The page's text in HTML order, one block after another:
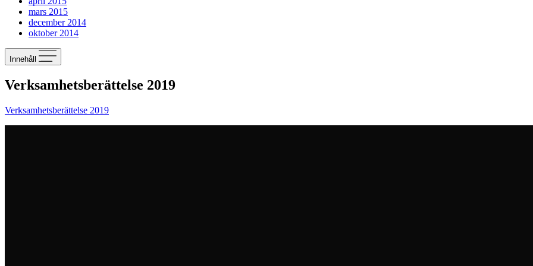
mars 2015
december 2014
oktober 2014
Innehåll
Verksamhetsberättelse 2019
Verksamhetsberättelse 2019